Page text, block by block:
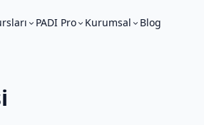
PADI Pro Kurumsal Blog